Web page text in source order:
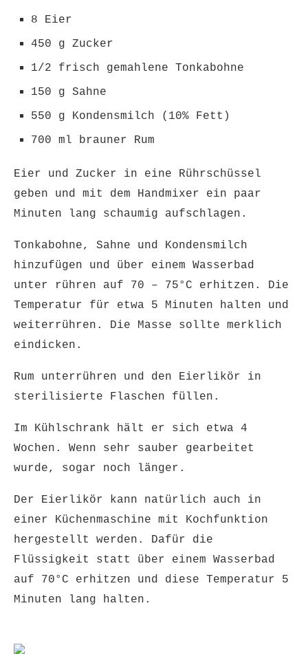
8 Eier
450 g Zucker
1/2 frisch gemahlene Tonkabohne
150 g Sahne
550 g Kondensmilch (10% Fett)
700 ml brauner Rum
Eier und Zucker in eine Rührschüssel
geben und mit dem Handmixer ein paar
Minuten lang schaumig aufschlagen.
Tonkabohne, Sahne und Kondensmilch
hinzufügen und über einem Wasserbad
unter rühren auf 70 – 75°C erhitzen. Die
Temperatur für etwa 5 Minuten halten und
weiterrühren. Die Masse sollte merklich
eindicken.
Rum unterrühren und den Eierlikör in
sterilisierte Flaschen füllen.
Im Kühlschrank hält er sich etwa 4
Wochen. Wenn sehr sauber gearbeitet
wurde, sogar noch länger.
Der Eierlikör kann natürlich auch in
einer Küchenmaschine mit Kochfunktion
hergestellt werden. Dafür die
Flüssigkeit statt über einem Wasserbad
auf 70°C erhitzen und diese Temperatur 5
Minuten lang halten.